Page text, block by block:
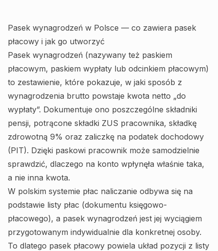
Pasek wynagrodzeń w Polsce — co zawiera pasek
płacowy i jak go utworzyć
Pasek wynagrodzeń (nazywany też paskiem
płacowym, paskiem wypłaty lub odcinkiem płacowym)
to zestawienie, które pokazuje, w jaki sposób z
wynagrodzenia brutto powstaje kwota netto „do
wypłaty”. Dokumentuje ono poszczególne składniki
pensji, potrącone składki ZUS pracownika, składkę
zdrowotną 9% oraz zaliczkę na podatek dochodowy
(PIT). Dzięki paskowi pracownik może samodzielnie
sprawdzić, dlaczego na konto wpłynęła właśnie taka,
a nie inna kwota.
W polskim systemie płac naliczanie odbywa się na
podstawie listy płac (dokumentu księgowo-
płacowego), a pasek wynagrodzeń jest jej wyciągiem
przygotowanym indywidualnie dla konkretnej osoby.
To dlatego pasek płacowy powiela układ pozycji z listy